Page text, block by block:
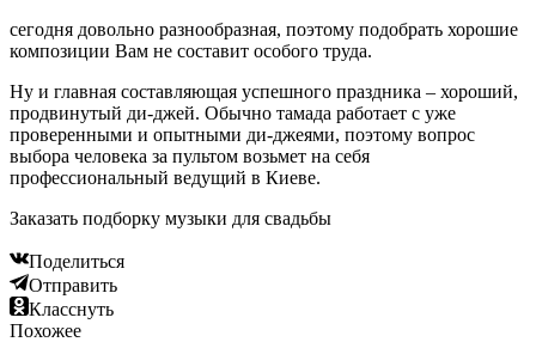
сегодня довольно разнообразная, поэтому подобрать хорошие
композиции Вам не составит особого труда.
Ну и главная составляющая успешного праздника – хороший,
продвинутый ди-джей. Обычно тамада работает с уже
проверенными и опытными ди-джеями, поэтому вопрос
выбора человека за пультом возьмет на себя
профессиональный ведущий в Киеве.
Заказать подборку музыки для свадьбы
Поделиться
Отправить
Класснуть
Похожее